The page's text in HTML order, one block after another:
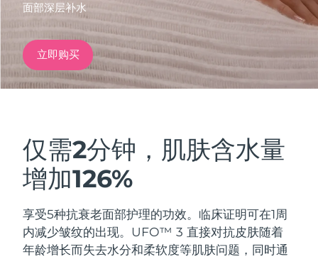
面部深层补水
立即购买
仅需2分钟，肌肤含水量
增加126%
享受5种抗衰老面部护理的功效。临床证明可在1周
内减少皱纹的出现。UFO™ 3 直接对抗皮肤随着
年龄增长而失去水分和柔软度等肌肤问题，同时通
红光疗法
LUNA™ 4 套装
Anti-aging massage
BEAR™ 2 套装
Microcurrent toning
德国 预计送达日期 8/8/26
加拿大 预计送达日期
奥地利 预计送达日期 8/8/26
巴林
比利时 预计送达日期 8/8/26
百慕大 预计送达日期8/14/26